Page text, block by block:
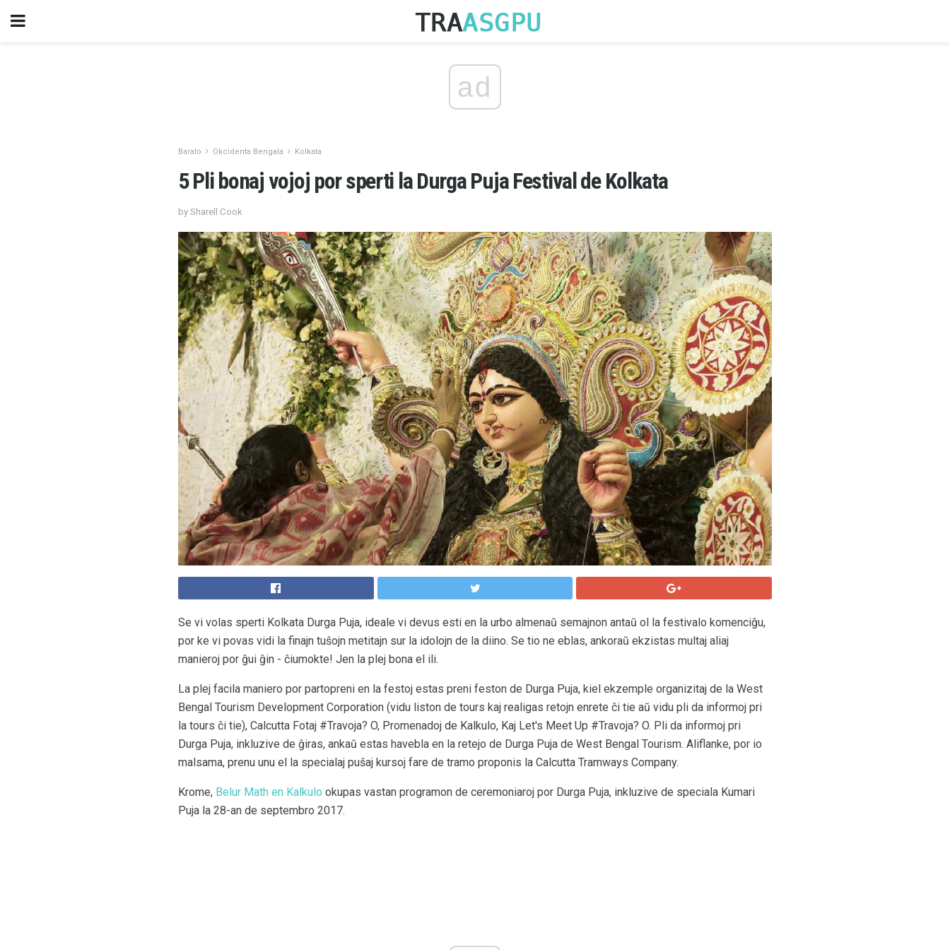
ad
Barato Okcidenta Bengala Kolkata
5 Pli bonaj vojoj por sperti la Durga Puja Festival de Kolkata
by Sharell Cook
Se vi volas sperti Kolkata Durga Puja, ideale vi devus esti en la urbo almenaŭ semajnon antaŭ ol la festivalo komenciĝu,
por ke vi povas vidi la finajn tuŝojn metitajn sur la idolojn de la diino. Se tio ne eblas, ankoraŭ ekzistas multaj aliaj
manieroj por ĝui ĝin - ĉiumokte! Jen la plej bona el ili.
La plej facila maniero por partopreni en la festoj estas preni feston de Durga Puja, kiel ekzemple organizitaj de la West
Bengal Tourism Development Corporation (vidu liston de tours kaj realigas retojn enrete ĉi tie aŭ vidu pli da informoj pri
la tours ĉi tie), Calcutta Fotaj #Travoja? O, Promenadoj de Kalkulo, Kaj Let's Meet Up #Travoja? O. Pli da informoj pri
Durga Puja, inkluzive de ĝiras, ankaŭ estas havebla en la retejo de Durga Puja de West Bengal Tourism. Aliflanke, por io
malsama, prenu unu el la specialaj puŝaj kursoj fare de tramo proponis la Calcutta Tramways Company.
Krome, Belur Math en Kalkulo okupas vastan programon de ceremoniaroj por Durga Puja, inkluzive de speciala Kumari
Puja la 28-an de septembro 2017.